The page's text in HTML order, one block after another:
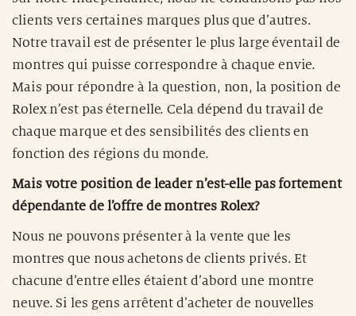
clients vers certaines marques plus que d’autres.
Notre travail est de présenter le plus large éventail de
montres qui puisse correspondre à chaque envie.
Mais pour répondre à la question, non, la position de
Rolex n’est pas éternelle. Cela dépend du travail de
chaque marque et des sensibilités des clients en
fonction des régions du monde.
Mais votre position de leader n’est-elle pas fortement
dépendante de l’offre de montres Rolex?
Nous ne pouvons présenter à la vente que les
montres que nous achetons de clients privés. Et
chacune d’entre elles étaient d’abord une montre
neuve. Si les gens arrêtent d’acheter de nouvelles